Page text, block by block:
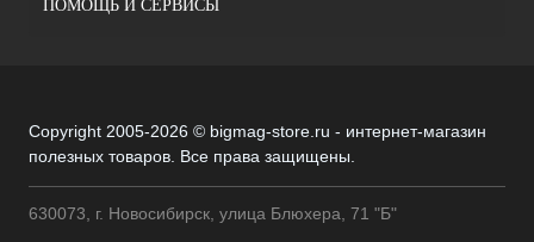
ПОМОЩЬ И СЕРВИСЫ
Copyright 2005-2026 © bigmag-store.ru - интернет-магазин
полезных товаров. Все права защищены.
630073, г. Новосибирск, улица Блюхера, 71 "Б"